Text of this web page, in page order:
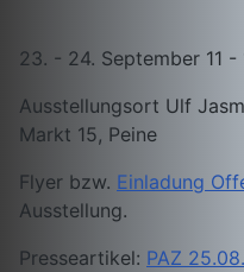
23. - 24. September 11 -
Ausstellungsort Ulf
Markt 15, Peine
Flyer bzw. Einladung
Ausstellung.
Presseartikel: PAZ